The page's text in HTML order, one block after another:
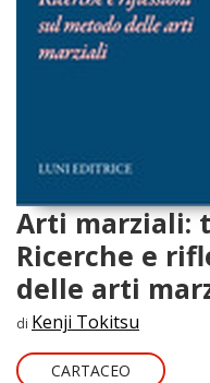
Arti marziali:
Ricerche e
delle arti
di Kenji Tokitsu
CARTACEO